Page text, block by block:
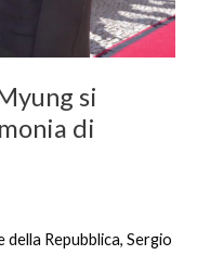
si
di
della Repubblica, Sergio